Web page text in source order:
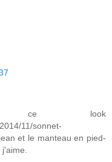
ce look
11/sonnet-
et le manteau en pied-